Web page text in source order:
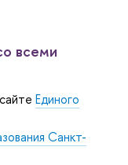
всеми
Единого
Санкт-